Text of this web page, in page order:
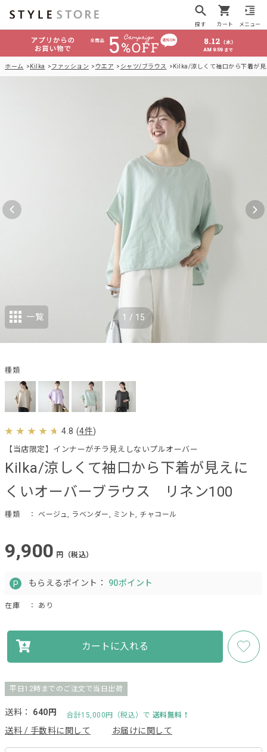
探す カート メニュー
ホーム Kilka ファッション ウエア シャツ/ブラウス Kilka/涼しくて袖口から下着が
Kilka/涼しくて袖口から下着が見えに
くいオーバーブラウス リネン100
【当店限定】インナーがチラ見えしないプルオーバー
種類 ： ベージュ, ラベンダー, ミント, チャコール
4.8 (4件)
9,900 円（税込）
もらえるポイント： 90ポイント
在庫 ： あり
カートに入れる
平日12時までのご注文で当日出荷
送料： 640円 合計15,000円（税込）で 送料無料！
送料 / 手数料に関して お届けに関して
1 / 15
一覧
種類